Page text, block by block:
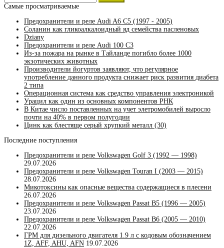
Самые просматриваемые
Предохранители и реле Audi A6 C5 (1997 - 2005)
Соланин как гликоалкалоидный яд семейства пасленовых
Dziany
Предохранители и реле Audi 100 C3
Из-за пожара на рынке в Тайланде погибло более 1000
экзотических животных
Производители йогуртов заявляют, что регулярное
употребление данного продукта снижает риск развития диабета
2 типа
Операционная система как средство управления электроникой
Урацил как один из основных компонентов РНК
В Китае число поставленных на учет элетромобилей выросло
почти на 40% в первом полугодии
Цинк как блестяще серый хрупкий металл (30)
Последние поступления
Предохранители и реле Volkswagen Golf 3 (1992 — 1998)
29.07.2026
Предохранители и реле Volkswagen Touran I (2003 — 2015)
28.07.2026
Микотоксины как опасные вещества содержащиеся в плесени
26.07.2026
Предохранители и реле Volkswagen Passat B5 (1996 — 2005)
23.07.2026
Предохранители и реле Volkswagen Passat B6 (2005 — 2010)
22.07.2026
ГРМ для дизельного двигателя 1.9 л с кодовым обозначением
1Z, AFF, AHU, AFN 19.07.2026